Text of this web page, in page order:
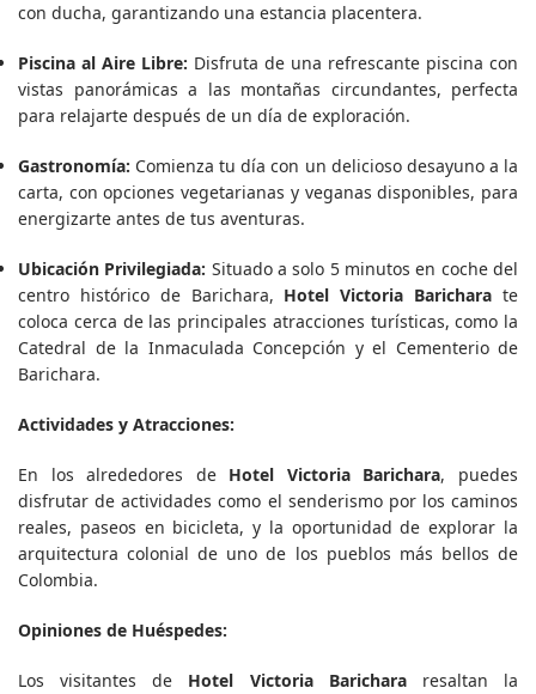
con ducha, garantizando una estancia placentera.
Piscina al Aire Libre: Disfruta de una refrescante piscina con
vistas panorámicas a las montañas circundantes, perfecta
para relajarte después de un día de exploración.
Gastronomía: Comienza tu día con un delicioso desayuno a la
carta, con opciones vegetarianas y veganas disponibles, para
energizarte antes de tus aventuras.
Ubicación Privilegiada: Situado a solo 5 minutos en coche del
centro histórico de Barichara, Hotel Victoria Barichara te
coloca cerca de las principales atracciones turísticas, como la
Catedral de la Inmaculada Concepción y el Cementerio de
Barichara.
Actividades y Atracciones:
En los alrededores de Hotel Victoria Barichara, puedes
disfrutar de actividades como el senderismo por los caminos
reales, paseos en bicicleta, y la oportunidad de explorar la
arquitectura colonial de uno de los pueblos más bellos de
Colombia.
Opiniones de Huéspedes:
Los visitantes de Hotel Victoria Barichararesaltan la